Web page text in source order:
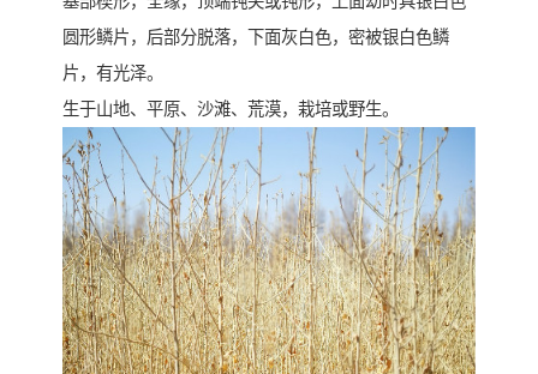
圆形鳞片，后部分脱落，下面灰白色，密被银白色鳞
片，有光泽。
生于山地、平原、沙滩、荒漠，栽培或野生。